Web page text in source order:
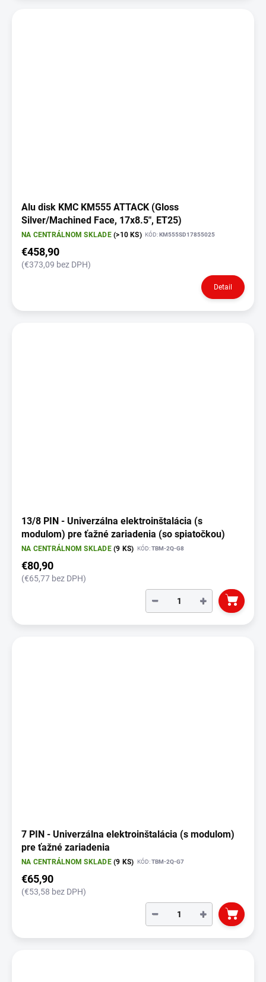
Alu disk KMC KM555 ATTACK (Gloss
Silver/Machined Face, 17x8.5", ET25)
NA CENTRÁLNOM SKLADE(>10 KS) KÓD:KM555SD17855025
€458,90
(€373,09 bez DPH)
Detail
13/8 PIN - Univerzálna elektroinštalácia (s
modulom) pre ťažné zariadenia (so spiatočkou)
NA CENTRÁLNOM SKLADE(9 KS) KÓD:TBM-2Q-G8
€80,90
(€65,77 bez DPH)
+
−
7 PIN - Univerzálna elektroinštalácia (s modulom)
pre ťažné zariadenia
NA CENTRÁLNOM SKLADE(9 KS) KÓD:TBM-2Q-G7
€65,90
(€53,58 bez DPH)
+
−